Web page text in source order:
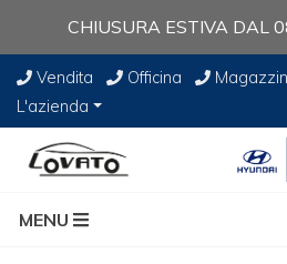
CHIUSURA ESTIVA DAL
Vendita Officina
L'azienda
MENU